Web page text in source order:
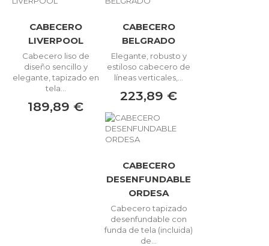
CABECERO
LIVERPOOL
Cabecero liso de
diseño sencillo y
elegante, tapizado en
tela...
189,89 €
CABECERO
BELGRADO
Elegante, robusto y
estiloso cabecero de
líneas verticales,...
223,89 €
CABECERO
DESENFUNDABLE
ORDESA
Cabecero tapizado
desenfundable con
funda de tela (incluida)
de...